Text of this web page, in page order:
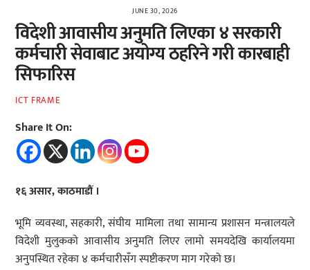
JUNE 30, 2026
विदेशी आवासीय अनुमति लिएका ४ सरकारी
कर्मचारी सेवाबाट अयोग्य ठहरिने गरी कारबाही
सिफारिस
ICT FRAME
Share It On:
१६ असार, काठमाडौं ।
भूमि व्यवस्था, सहकारी, संघीय मामिला तथा सामान्य प्रशासन मन्त्रालयले
विदेशी मुलुकको आवासीय अनुमति लिएर लामो समयदेखि कार्यालयमा
अनुपस्थित रहेका ४ कर्मचारीसँग स्पष्टीकरण माग गरेको छ।